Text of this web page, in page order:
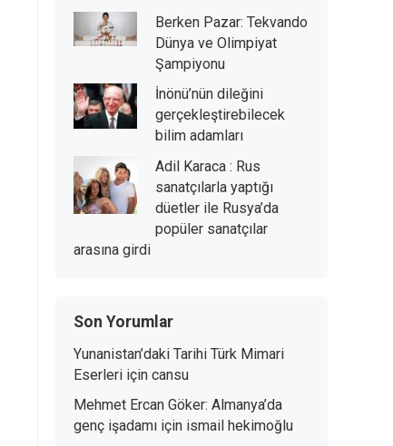
Berken Pazar: Tekvando
Dünya ve Olimpiyat
Şampiyonu
İnönü’nün dileğini
gerçekleştirebilecek
bilim adamları
Adil Karaca : Rus
sanatçılarla yaptığı
düetler ile Rusya’da
popüler sanatçılar
arasına girdi
Son Yorumlar
Yunanistan’daki Tarihi Türk Mimari
Eserleri için cansu
Mehmet Ercan Göker: Almanya’da
genç işadamı için ismail hekimoğlu